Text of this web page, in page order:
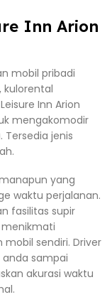
Inn Arion
mobil pribadi
kulorental
Inn Arion
mengakomodir
jenis
yang
waktu perjalanan.
fasilitas supir
menikmati
sendiri. Driver
sampai
akurasi waktu